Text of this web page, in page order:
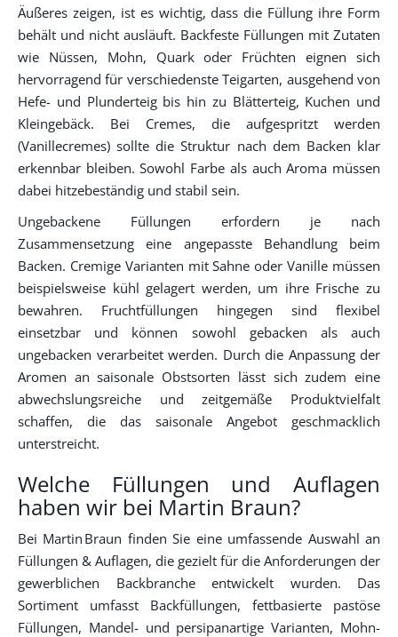
Äußeres zeigen, ist es wichtig, dass die Füllung ihre Form
behält und nicht ausläuft. Backfeste Füllungen mit Zutaten
wie Nüssen, Mohn, Quark oder Früchten eignen sich
hervorragend für verschiedenste Teigarten, ausgehend von
Hefe- und Plunderteig bis hin zu Blätterteig, Kuchen und
Kleingebäck. Bei Cremes, die aufgespritzt werden
(Vanillecremes) sollte die Struktur nach dem Backen klar
erkennbar bleiben. Sowohl Farbe als auch Aroma müssen
dabei hitzebeständig und stabil sein.
Ungebackene Füllungen erfordern je nach
Zusammensetzung eine angepasste Behandlung beim
Backen. Cremige Varianten mit Sahne oder Vanille müssen
beispielsweise kühl gelagert werden, um ihre Frische zu
bewahren. Fruchtfüllungen hingegen sind flexibel
einsetzbar und können sowohl gebacken als auch
ungebacken verarbeitet werden. Durch die Anpassung der
Aromen an saisonale Obstsorten lässt sich zudem eine
abwechslungsreiche und zeitgemäße Produktvielfalt
schaffen, die das saisonale Angebot geschmacklich
unterstreicht.
Welche Füllungen und Auflagen
haben wir bei Martin Braun?
Bei Martin Braun finden Sie eine umfassende Auswahl an
Füllungen & Auflagen, die gezielt für die Anforderungen der
gewerblichen Backbranche entwickelt wurden. Das
Sortiment umfasst Backfüllungen, fettbasierte pastöse
Füllungen, Mandel- und persipanartige Varianten, Mohn-